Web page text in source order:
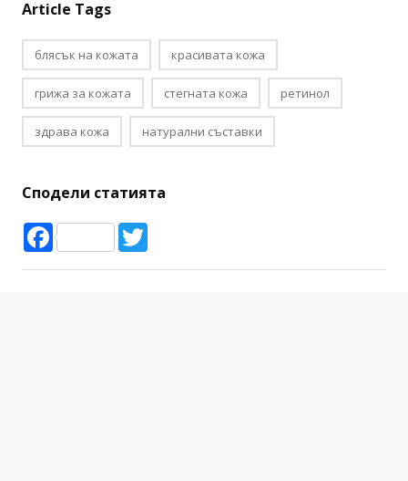
Article Tags
блясък на кожата красивата кожа
грижа за кожата стегната кожа ретинол
здрава кожа натурални съставки
Сподели статията
Facebook